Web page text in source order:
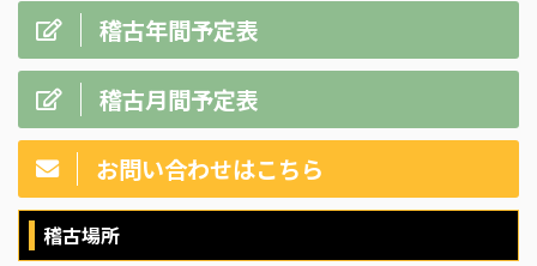
稽古年間予定表
稽古月間予定表
お問い合わせはこちら
稽古場所